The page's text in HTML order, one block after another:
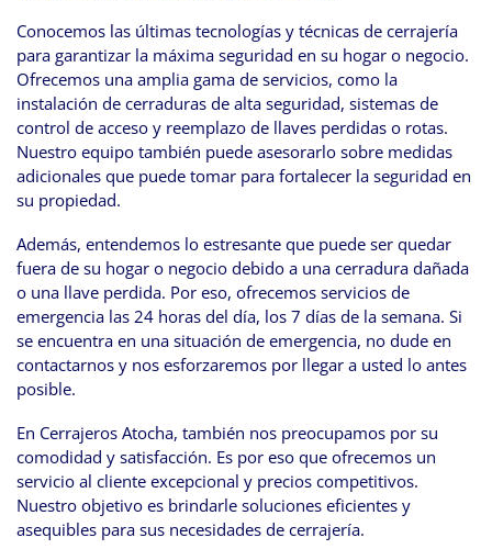
Conocemos las últimas tecnologías y técnicas de cerrajería
para garantizar la máxima seguridad en su hogar o negocio.
Ofrecemos una amplia gama de servicios, como la
instalación de cerraduras de alta seguridad, sistemas de
control de acceso y reemplazo de llaves perdidas o rotas.
Nuestro equipo también puede asesorarlo sobre medidas
adicionales que puede tomar para fortalecer la seguridad en
su propiedad.
Además, entendemos lo estresante que puede ser quedar
fuera de su hogar o negocio debido a una cerradura dañada
o una llave perdida. Por eso, ofrecemos servicios de
emergencia las 24 horas del día, los 7 días de la semana. Si
se encuentra en una situación de emergencia, no dude en
contactarnos y nos esforzaremos por llegar a usted lo antes
posible.
En Cerrajeros Atocha, también nos preocupamos por su
comodidad y satisfacción. Es por eso que ofrecemos un
servicio al cliente excepcional y precios competitivos.
Nuestro objetivo es brindarle soluciones eficientes y
asequibles para sus necesidades de cerrajería.